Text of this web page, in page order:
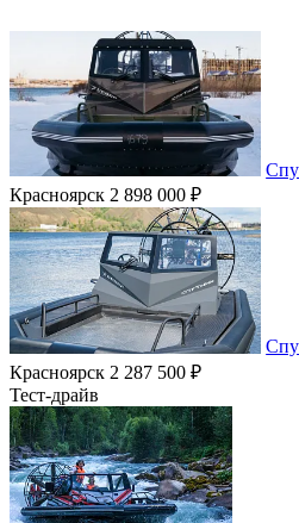
Красноярск 2 898 000 ₽
Красноярск 2 287 500 ₽
Тест-драйв